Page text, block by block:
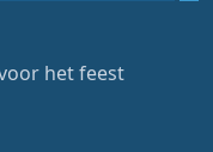
het feest